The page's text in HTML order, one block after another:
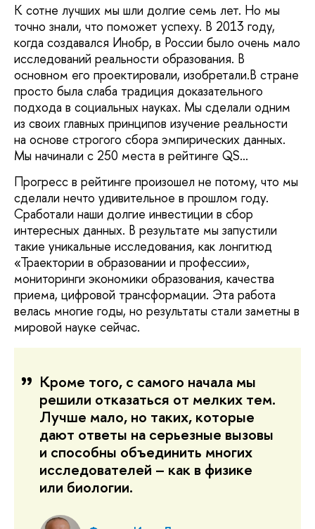
К сотне лучших мы шли долгие семь лет. Но мы
точно знали, что поможет успеху. В 2013 году,
когда создавался Инобр, в России было очень мало
исследований реальности образования. В
основном его проектировали, изобретали.В стране
просто была слаба традиция доказательного
подхода в социальных науках. Мы сделали одним
из своих главных принципов изучение реальности
на основе строгого сбора эмпирических данных.
Мы начинали с 250 места в рейтинге QS...
Прогресс в рейтинге произошел не потому, что мы
сделали нечто удивительное в прошлом году.
Сработали наши долгие инвестиции в сбор
интересных данных. В результате мы запустили
такие уникальные исследования, как лонгитюд
«Траектории в образовании и профессии»,
мониторинги экономики образования, качества
приема, цифровой трансформации. Эта работа
велась многие годы, но результаты стали заметны в
мировой науке сейчас.
Кроме того, с самого начала мы
решили отказаться от мелких тем.
Лучше мало, но таких, которые
дают ответы на серьезные вызовы
и способны объединить многих
исследователей – как в физике
или биологии.